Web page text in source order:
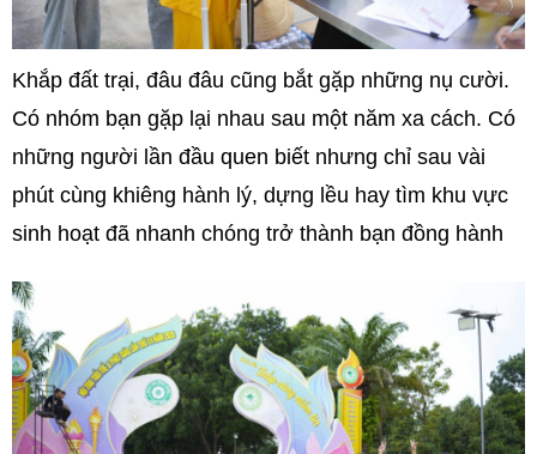
Khắp đất trại, đâu đâu cũng bắt gặp những nụ cười.
Có nhóm bạn gặp lại nhau sau một năm xa cách. Có
những người lần đầu quen biết nhưng chỉ sau vài
phút cùng khiêng hành lý, dựng lều hay tìm khu vực
sinh hoạt đã nhanh chóng trở thành bạn đồng hành